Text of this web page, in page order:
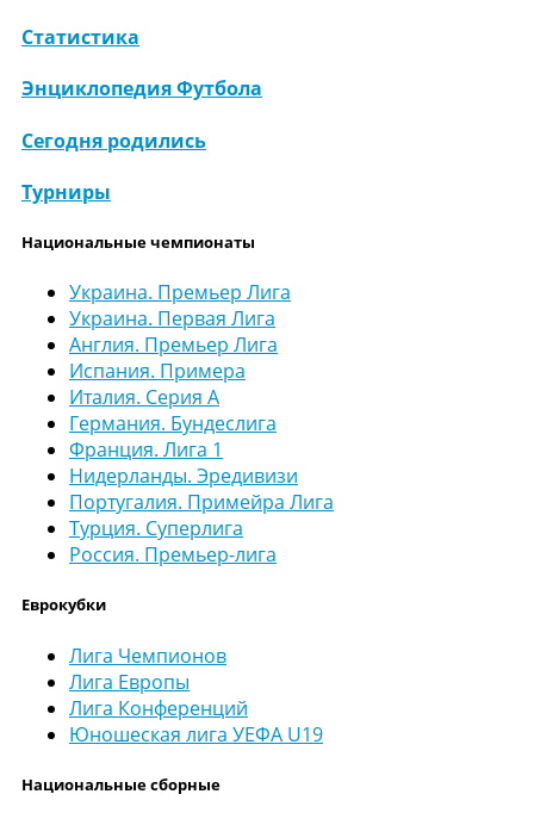
Статистика
Энциклопедия Футбола
Сегодня родились
Турниры
Национальные чемпионаты
Украина. Премьер Лига
Украина. Первая Лига
Англия. Премьер Лига
Испания. Примера
Италия. Серия А
Германия. Бундеслига
Франция. Лига 1
Нидерланды. Эредивизи
Португалия. Примейра Лига
Турция. Суперлига
Россия. Премьер-лига
Еврокубки
Лига Чемпионов
Лига Европы
Лига Конференций
Юношеская лига УЕФА U19
Национальные сборные